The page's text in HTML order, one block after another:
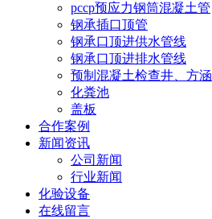
pccp预应力钢筒混凝土管
钢承插口顶管
钢承口顶进供水管线
钢承口顶进排水管线
预制混凝土检查井、方涵
化粪池
盖板
合作案例
新闻资讯
公司新闻
行业新闻
化验设备
在线留言